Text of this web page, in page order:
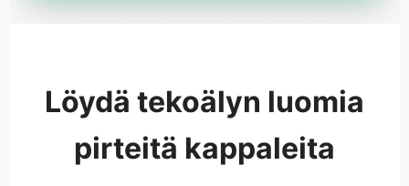
Löydä tekoälyn luomia
pirteitä kappaleita